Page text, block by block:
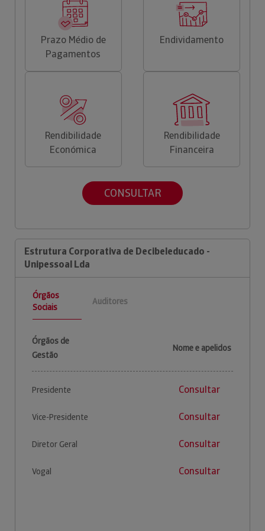
Prazo Médio de
Pagamentos
Endividamento
Rendibilidade
Económica
Rendibilidade
Financeira
CONSULTAR
Estrutura Corporativa de Decibeleducado -
Unipessoal Lda
Órgãos
Sociais
Auditores
Órgãos de
Gestão
Nome e apelidos
Presidente Consultar
Vice-Presidente Consultar
Diretor Geral Consultar
Vogal Consultar